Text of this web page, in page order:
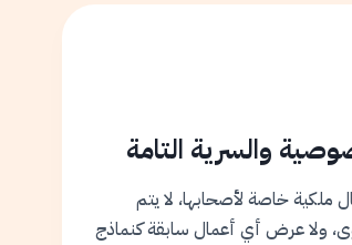
والسرية التامة
ملكية خاصة لأصحابها، لا يتم
ولا عرض أي أعمال سابقة كنماذج